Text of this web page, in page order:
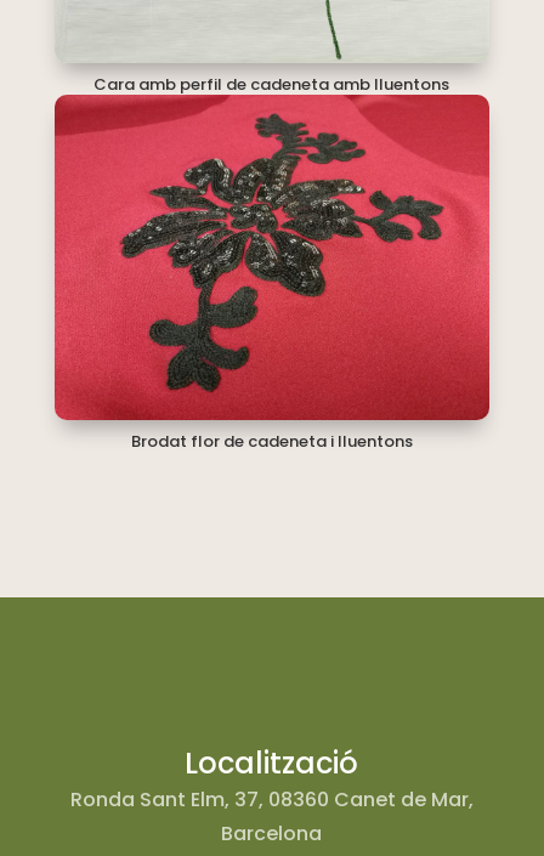
Cara amb perfil de cadeneta amb lluentons
Brodat flor de cadeneta i lluentons
Localització
Ronda Sant Elm, 37, 08360 Canet de Mar,
Barcelona